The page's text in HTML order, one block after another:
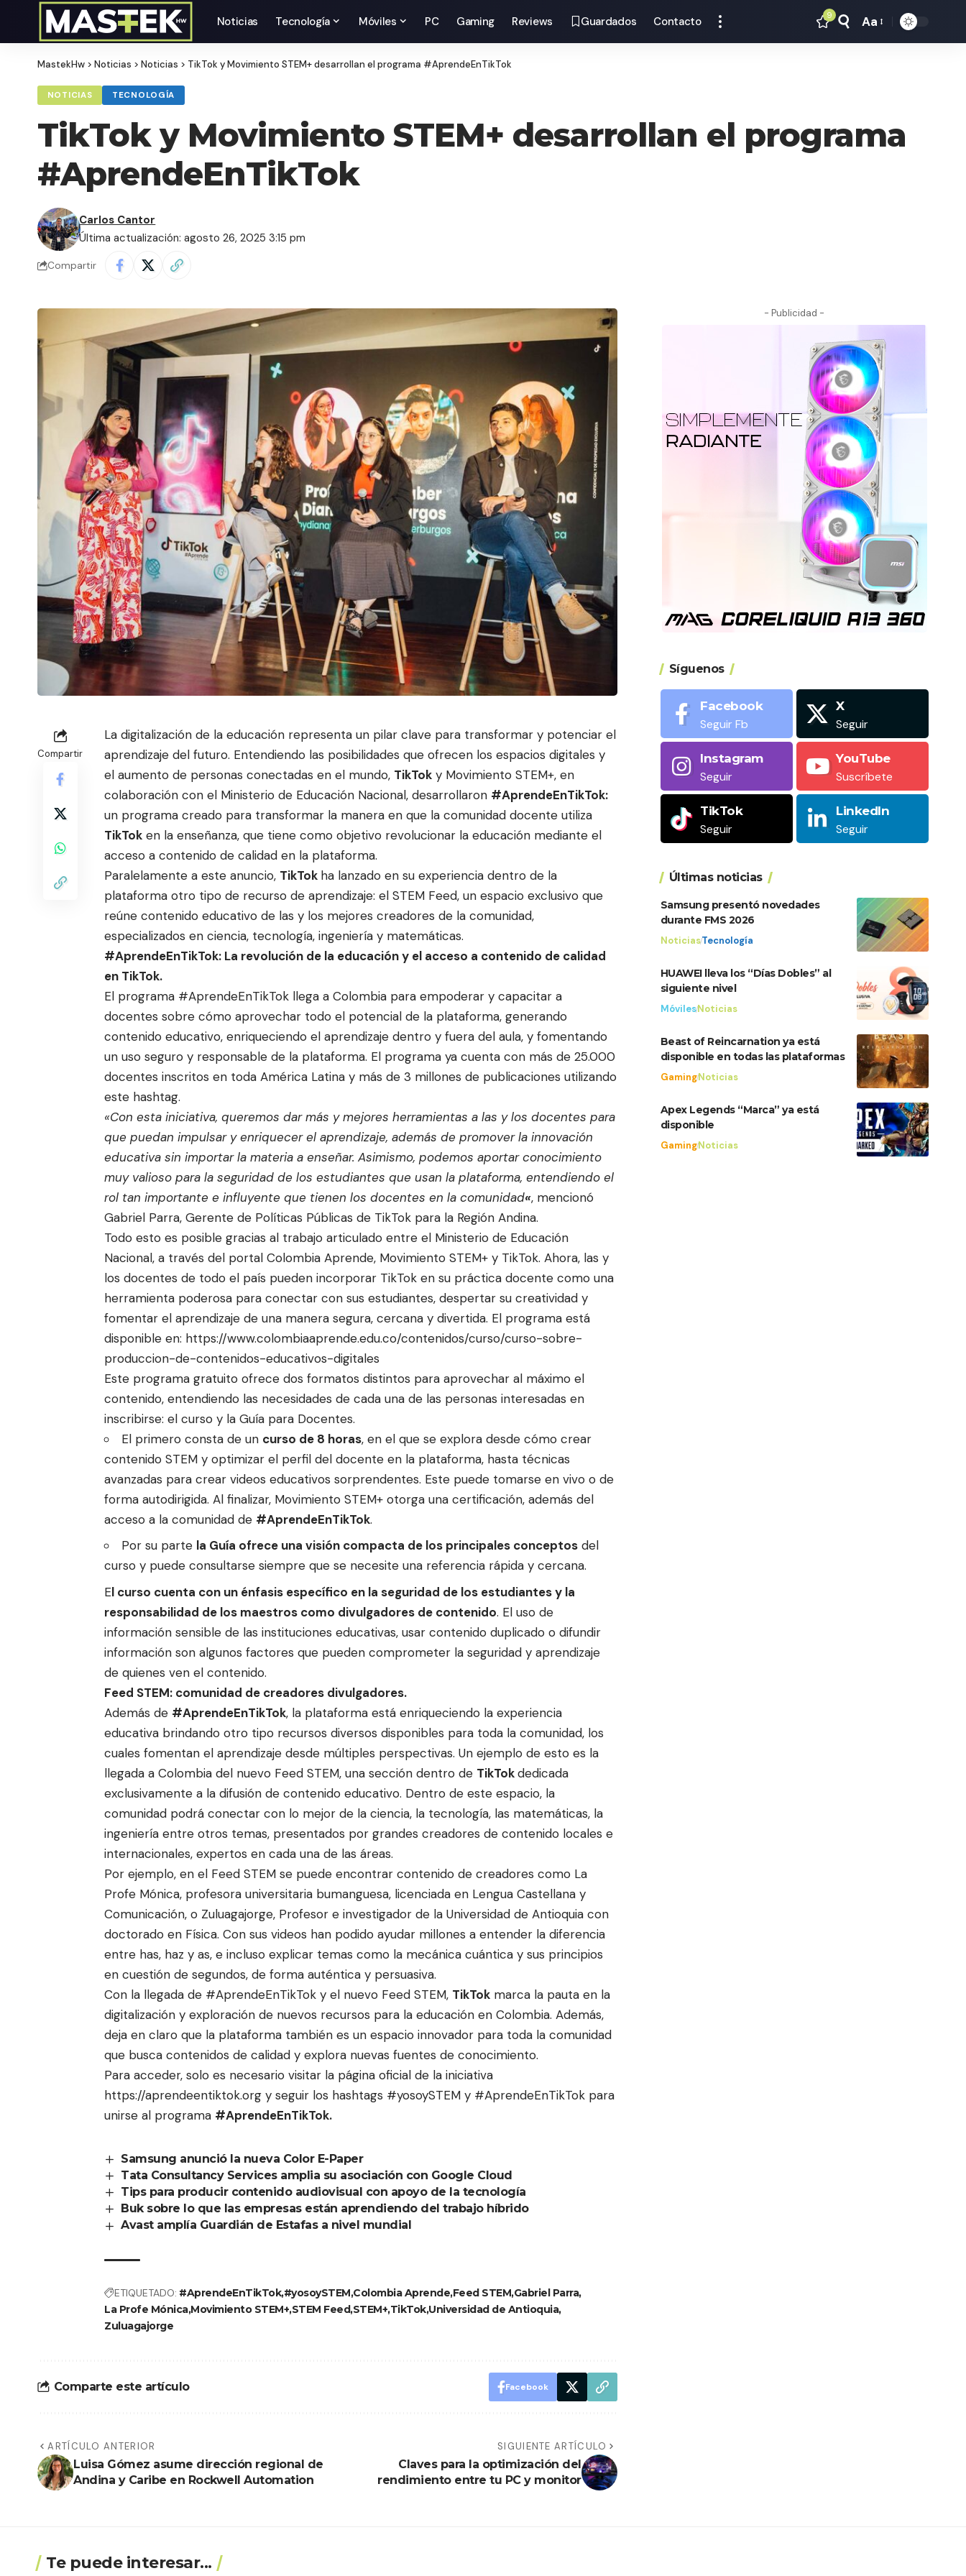
Noticias Tecnología Móviles PC Gaming Reviews Guardados Contacto 9
Tamaño
Aa
MastekHw > Noticias > Noticias > TikTok y Movimiento STEM+ desarrollan el programa #AprendeEnTikTok
NOTICIAS TECNOLOGÍA
TikTok y Movimiento STEM+ desarrollan el programa
#AprendeEnTikTok
Última actualización: agosto 26, 2025 3:15 pm
Carlos Cantor
Compartir
Compartir
La digitalización de la educación representa un pilar clave para transformar y potenciar el
aprendizaje del futuro. Entendiendo las posibilidades que ofrecen los espacios digitales y
el aumento de personas conectadas en el mundo, TikTok y Movimiento STEM+, en
colaboración con el Ministerio de Educación Nacional, desarrollaron #AprendeEnTikTok:
un programa creado para transformar la manera en que la comunidad docente utiliza
TikTok en la enseñanza, que tiene como objetivo revolucionar la educación mediante el
acceso a contenido de calidad en la plataforma.
Paralelamente a este anuncio, TikTok ha lanzado en su experiencia dentro de la
plataforma otro tipo de recurso de aprendizaje: el STEM Feed, un espacio exclusivo que
reúne contenido educativo de las y los mejores creadores de la comunidad,
especializados en ciencia, tecnología, ingeniería y matemáticas.
#AprendeEnTikTok: La revolución de la educación y el acceso a contenido de calidad
en TikTok.
El programa #AprendeEnTikTok llega a Colombia para empoderar y capacitar a
docentes sobre cómo aprovechar todo el potencial de la plataforma, generando
contenido educativo, enriqueciendo el aprendizaje dentro y fuera del aula, y fomentando
un uso seguro y responsable de la plataforma. El programa ya cuenta con más de 25.000
docentes inscritos en toda América Latina y más de 3 millones de publicaciones utilizando
este hashtag.
«Con esta iniciativa, queremos dar más y mejores herramientas a las y los docentes para
que puedan impulsar y enriquecer el aprendizaje, además de promover la innovación
educativa sin importar la materia a enseñar. Asimismo, podemos aportar conocimiento
muy valioso para la seguridad de los estudiantes que usan la plataforma, entendiendo el
rol tan importante e influyente que tienen los docentes en la comunidad«, mencionó
Gabriel Parra, Gerente de Políticas Públicas de TikTok para la Región Andina.
Todo esto es posible gracias al trabajo articulado entre el Ministerio de Educación
Nacional, a través del portal Colombia Aprende, Movimiento STEM+ y TikTok. Ahora, las y
los docentes de todo el país pueden incorporar TikTok en su práctica docente como una
herramienta poderosa para conectar con sus estudiantes, despertar su creatividad y
fomentar el aprendizaje de una manera segura, cercana y divertida. El programa está
disponible en: https://www.colombiaaprende.edu.co/contenidos/curso/curso-sobre-
produccion-de-contenidos-educativos-digitales
Este programa gratuito ofrece dos formatos distintos para aprovechar al máximo el
contenido, entendiendo las necesidades de cada una de las personas interesadas en
inscribirse: el curso y la Guía para Docentes.
El primero consta de un curso de 8 horas, en el que se explora desde cómo crear
contenido STEM y optimizar el perfil del docente en la plataforma, hasta técnicas
avanzadas para crear videos educativos sorprendentes. Este puede tomarse en vivo o de
forma autodirigida. Al finalizar, Movimiento STEM+ otorga una certificación, además del
acceso a la comunidad de #AprendeEnTikTok.
Por su parte la Guía ofrece una visión compacta de los principales conceptos del
curso y puede consultarse siempre que se necesite una referencia rápida y cercana.
El curso cuenta con un énfasis específico en la seguridad de los estudiantes y la
responsabilidad de los maestros como divulgadores de contenido. El uso de
información sensible de las instituciones educativas, usar contenido duplicado o difundir
información son algunos factores que pueden comprometer la seguridad y aprendizaje
de quienes ven el contenido.
Feed STEM: comunidad de creadores divulgadores.
Además de #AprendeEnTikTok, la plataforma está enriqueciendo la experiencia
educativa brindando otro tipo recursos diversos disponibles para toda la comunidad, los
cuales fomentan el aprendizaje desde múltiples perspectivas. Un ejemplo de esto es la
llegada a Colombia del nuevo Feed STEM, una sección dentro de TikTokdedicada
exclusivamente a la difusión de contenido educativo. Dentro de este espacio, la
comunidad podrá conectar con lo mejor de la ciencia, la tecnología, las matemáticas, la
ingeniería entre otros temas, presentados por grandes creadores de contenido locales e
internacionales, expertos en cada una de las áreas.
Por ejemplo, en el Feed STEM se puede encontrar contenido de creadores como La
Profe Mónica, profesora universitaria bumanguesa, licenciada en Lengua Castellana y
Comunicación, o Zuluagajorge, Profesor e investigador de la Universidad de Antioquia con
doctorado en Física. Con sus videos han podido ayudar millones a entender la diferencia
entre has, haz y as, e incluso explicar temas como la mecánica cuántica y sus principios
en cuestión de segundos, de forma auténtica y persuasiva.
Con la llegada de #AprendeEnTikTok y el nuevo Feed STEM, TikTok marca la pauta en la
digitalización y exploración de nuevos recursos para la educación en Colombia. Además,
deja en claro que la plataforma también es un espacio innovador para toda la comunidad
que busca contenidos de calidad y explora nuevas fuentes de conocimiento.
Para acceder, solo es necesario visitar la página oficial de la iniciativa
https://aprendeentiktok.org y seguir los hashtags #yosoySTEM y #AprendeEnTikTok para
unirse al programa #AprendeEnTikTok.
Samsung anunció la nueva Color E-Paper
Tata Consultancy Services amplia su asociación con Google Cloud
Tips para producir contenido audiovisual con apoyo de la tecnología
Buk sobre lo que las empresas están aprendiendo del trabajo híbrido
Avast amplía Guardián de Estafas a nivel mundial
ETIQUETADO: #AprendeEnTikTok#yosoySTEM Colombia AprendeFeed STEMGabriel Parra
La Profe MónicaMovimiento STEM+STEM FeedSTEM+TikTokUniversidad de Antioquia
Zuluagajorge
Comparte este artículo Facebook
ARTÍCULO ANTERIOR
Luisa Gómez asume dirección regional de
Andina y Caribe en Rockwell Automation
SIGUIENTE ARTÍCULO
Claves para la optimización del
rendimiento entre tu PC y monitor
- Publicidad -
Síguenos
Facebook
Seguir Fb
X
Seguir
Instagram
Seguir
YouTube
Suscríbete
TikTok
Seguir
LinkedIn
Seguir
Últimas noticias
Samsung presentó novedades
durante FMS 2026
NoticiasTecnología
HUAWEI lleva los “Días Dobles” al
siguiente nivel
MóvilesNoticias
Beast of Reincarnation ya está
disponible en todas las plataformas
GamingNoticias
Apex Legends “Marca” ya está
disponible
GamingNoticias
Te puede interesar...